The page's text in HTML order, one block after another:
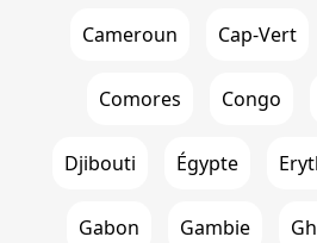
Cameroun Cap-Vert
Comores Congo
Djibouti Égypte
Gabon Gambie